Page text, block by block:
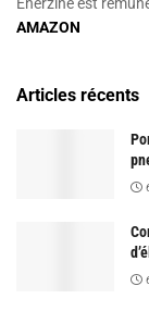
AMAZON
Articles récents